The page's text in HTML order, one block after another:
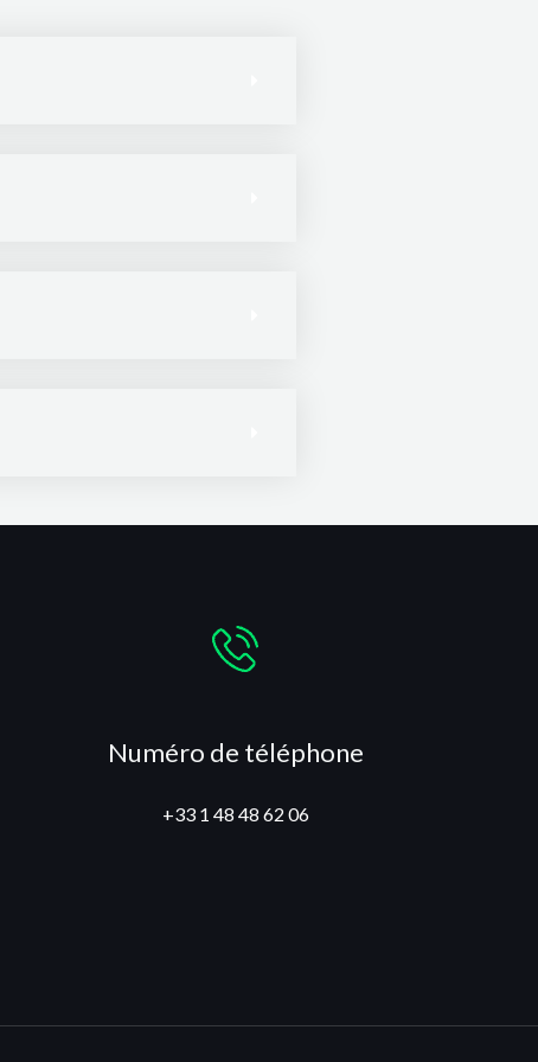
Numéro de téléphone
+33 1 48 48 62 06